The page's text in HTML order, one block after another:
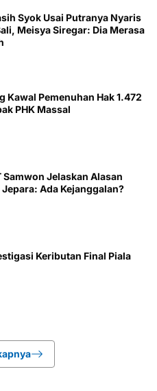
Syok Usai Putranya Nyaris
Meisya Siregar: Dia Merasa
Kawal Pemenuhan Hak 1.472
PHK Massal
Samwon Jelaskan Alasan
Ada Kejanggalan?
Keributan Final Piala